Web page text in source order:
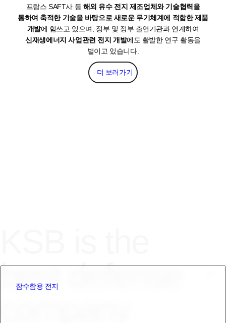
프랑스 SAFT사 등 해외 유수 전지 제조업체와 기술협력을
통하여 축적한 기술을 바탕으로 새로운 무기체계에 적합한 제품
개발에 힘쓰고 있으며, 정부 및 정부 출연기관과 연계하여
신재생에너지 사업관련 전지 개발에도 활발한 연구 활동을
벌이고 있습니다.
더 보러가기
best defense ㆍ
잠수함용 전지